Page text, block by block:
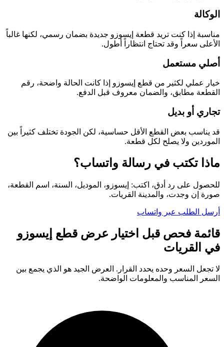
الوكالة
مناسبة إذا كنت تريد قطعة إيسوزو جديدة بضمان رسمي، لكنها غالباً
الأعلى سعراً وقد تحتاج انتظاراً أطول.
أصلي مستعمل
خيار عملي لكثير من قطع إيسوزو إذا كانت الحالة واضحة، رقم
القطعة مطابق، والضمان معروف قبل الدفع.
تجاري أو بديل
قد يناسب بعض القطع الأقل حساسية، لكن الجودة تختلف كثيراً بين
الموردين ولا يصلح لكل قطعة.
ماذا تكتب في رسالة واتساب؟
للحصول على رد أدق، اكتب: إيسوزو، الموديل، السنة، اسم القطعة،
صورة إن وجدت، والمدينة القريات.
أرسل الطلب عبر واتساب
قائمة فحص قبل اختيار عرض قطع إيسوزو
في القريات
لا تجعل السعر وحده يحدد القرار. العرض الجيد هو الذي يجمع بين
السعر المناسب والمعلومات الواضحة.